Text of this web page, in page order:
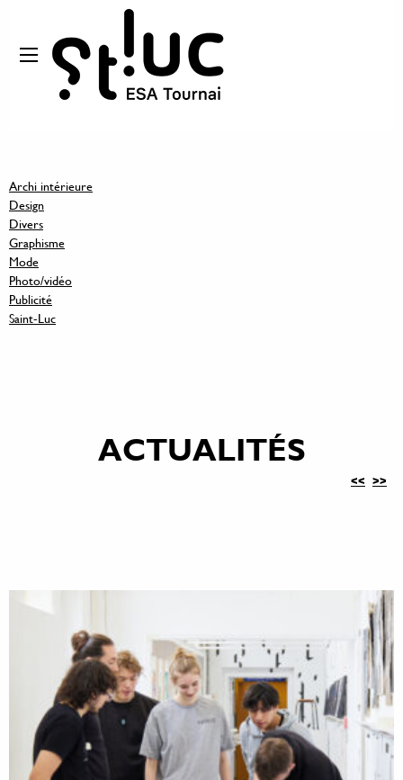
Archi intérieure
Design
Divers
Graphisme
Mode
Photo/vidéo
Publicité
Saint-Luc
ACTUALITÉS
<< >>